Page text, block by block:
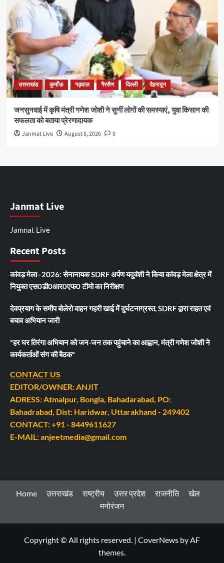
उत्तराखंड कुमाँऊ गढ़वाल गैरसैण दिल्ली देहरादून
जनसुनवाई में कृषि मंत्री गणेश जोशी ने सुनीं लोगों की समस्याएं, युवा किसान की
सफलता को बताया प्रेरणादायक
Janmat Live August 5, 2026 0
Janmat Live
Jamnat Live
Recent Posts
कांवड़ मेला–2026: सेनानायक SDRF अर्पण यदुवंशी ने किया कांवड़ मेला क्षेत्र में
नियुक्त एस0डी0आर0एफ0 टीमो का निरीक्षण
देवप्रयाग के समीप बोलेरो वाहन गहरी खाई में दुर्घटनाग्रस्त, SDRF द्वारा राहत एवं
बचाव अभियान जारी
*हर घर तिरंगा अभियान को जन-जन तक पहुंचाने का आह्वान, मंत्री गणेश जोशी ने
कार्यकर्ताओं संग की बैठक*
CONTACT US
EDITOR/OWNER: ANJIT
ADRESS: Atmalpur, Bongla, Bahadarabad, PO:
Bahadrabad, Dist: Haridwar, Uttarakhand - 249402
CONTACT: +91 - 8449611627
E-MAIL: anjeetmedia@gmail.com
Home उत्तराखंड राष्ट्रीय उत्तर प्रदेश राजनीति
खेल
मनोरंजन
Copyright © All rights reserved. | CoverNews by AF
themes.